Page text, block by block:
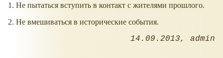
1. Не пытаться вступить в контакт с жителями прошлого.
2. Не вмешиваться в исторические события.
14.09.2013 admin